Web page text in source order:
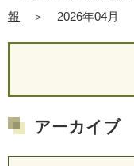
報
＞ 2026年04月
アーカイブ